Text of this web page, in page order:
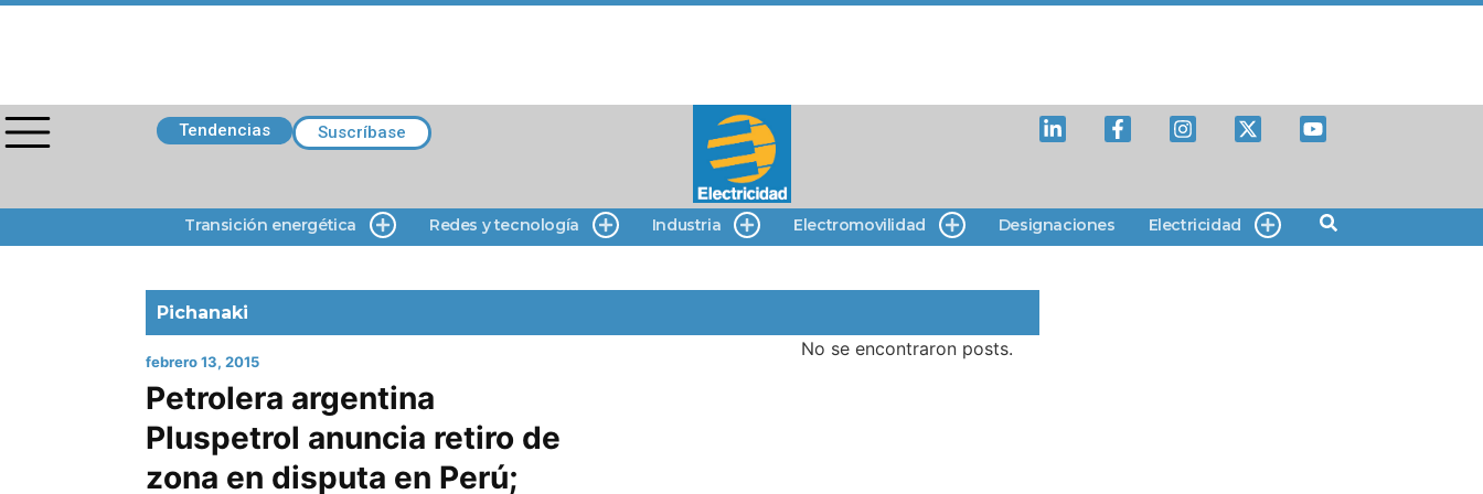
Tendencias Suscríbase
Transición energética Redes y tecnología Industria Electromovilidad Designaciones Electricidad
Pichanaki
febrero 13, 2015
Petrolera argentina
Pluspetrol anuncia retiro de
zona en disputa en Perú;
No se encontraron posts.